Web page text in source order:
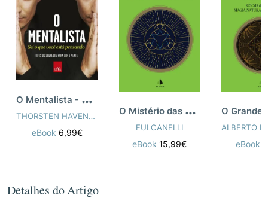
O
Mentalista - Sei o Que Você Está Pensa
THORSTEN HAVENER
eBook 6,99€
O
Mistério das Catedrais
FULCANELLI
eBook15,99€ eBook
Detalhes do Artigo